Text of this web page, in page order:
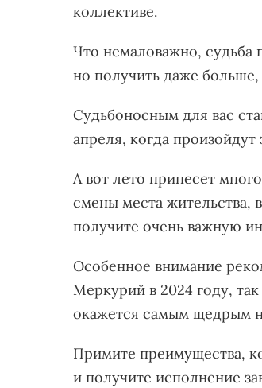
коллективе.
Что немаловажно, судьба
но получить даже
Судьбоносным для вас
апреля, когда
А вот лето принесет
смены места жительства,
получите очень важную
Особенное внимание
Меркурий в 2024 году,
окажется самым щедрым
Примите преимущества,
и получите исполнение